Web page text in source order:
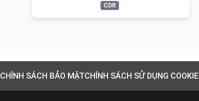
CDR
CHÍNH SÁCH BẢO MẬTCHÍNH SÁCH SỬ DỤNG COOKIE